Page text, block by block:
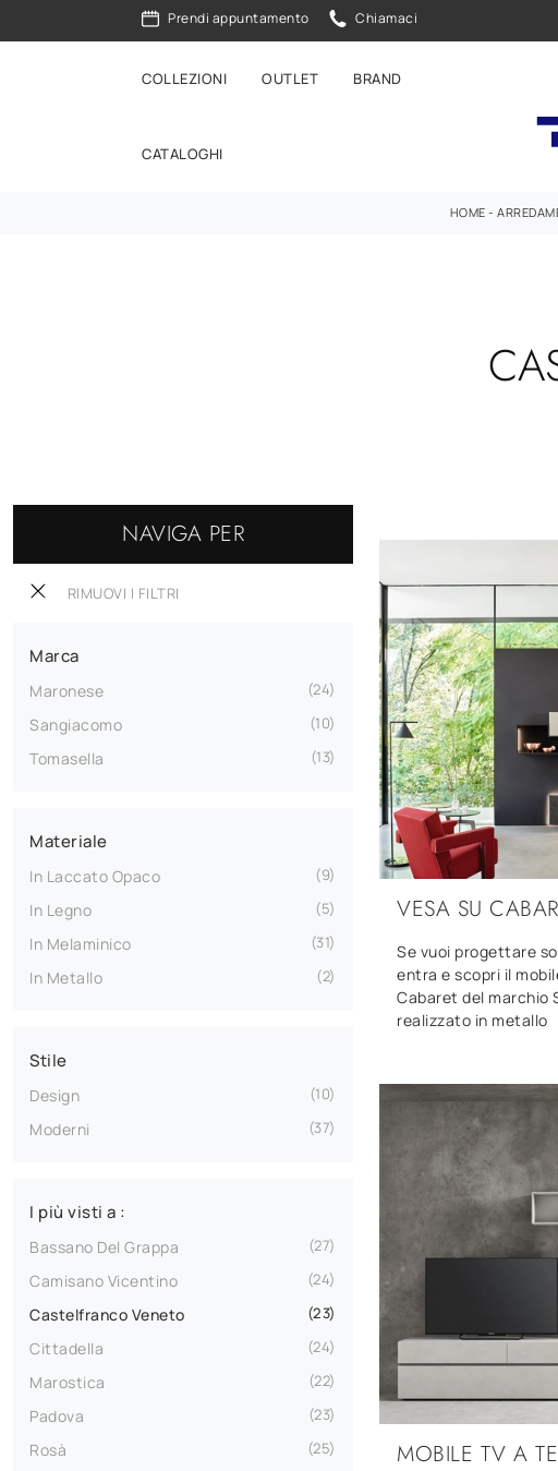
Prendi appuntamento Chiamaci
COLLEZIONI OUTLET BRAND
CATALOGHI
HOME -
NAVIGA PER
RIMUOVI I FILTRI
Marca
Maronese 24
Sangiacomo 10
Tomasella 13
Materiale
In Laccato Opaco 9
In Legno 5
In Melaminico 31
In Metallo 2
Stile
Design 10
Moderni 37
I più visti a :
Bassano Del Grappa 27
Camisano Vicentino 24
Castelfranco Veneto 23
Cittadella 24
Marostica 22
Padova 23
Rosà 25
VESA SU
Se vuoi progettare
entra e scopri il
Cabaret del marchio
realizzato in metallo
MOBILE TV A